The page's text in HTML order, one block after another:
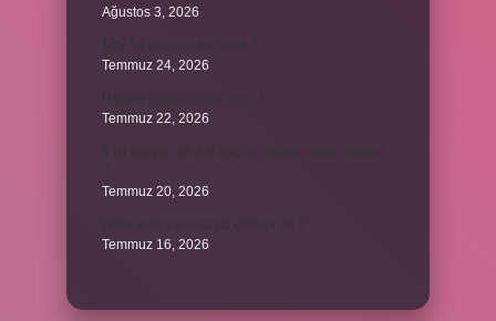
Ağustos 3, 2026
Temmuz 24, 2026
Temmuz 22, 2026
Temmuz 20, 2026
Temmuz 16, 2026